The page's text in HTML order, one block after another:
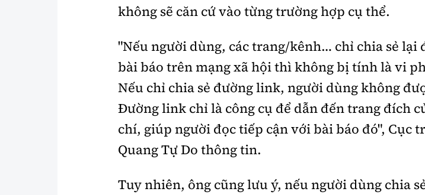
không sẽ căn cứ vào từng trường hợp cụ thể.
"Nếu người dùng, các trang/kênh… chỉ chia sẻ lại
bài báo trên mạng xã hội thì không bị tính là vi
Nếu chỉ chia sẻ đường link, người dùng không
Đường link chỉ là công cụ để dẫn đến trang đích
chí, giúp người đọc tiếp cận với bài báo đó", Cục
Quang Tự Do thông tin.
Tuy nhiên, ông cũng lưu ý, nếu người dùng chia